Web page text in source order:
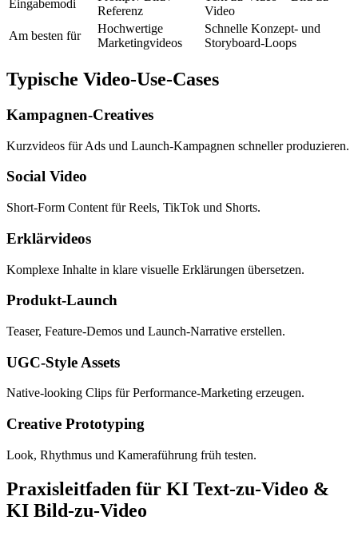
Eingabemodi
Referenz
Video
Am besten für
Hochwertige
Marketingvideos
Schnelle Konzept- und
Storyboard-Loops
Typische Video-Use-Cases
Kampagnen-Creatives
Kurzvideos für Ads und Launch-Kampagnen schneller produzieren.
Social Video
Short-Form Content für Reels, TikTok und Shorts.
Erklärvideos
Komplexe Inhalte in klare visuelle Erklärungen übersetzen.
Produkt-Launch
Teaser, Feature-Demos und Launch-Narrative erstellen.
UGC-Style Assets
Native-looking Clips für Performance-Marketing erzeugen.
Creative Prototyping
Look, Rhythmus und Kameraführung früh testen.
Praxisleitfaden für KI Text-zu-Video &
KI Bild-zu-Video